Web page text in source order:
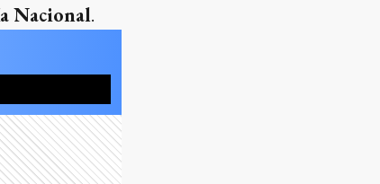
Nacional.